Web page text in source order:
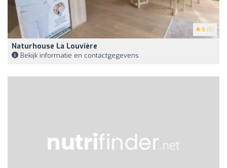
5 (5)
Naturhouse La Louvière
Bekijk informatie en contactgegevens